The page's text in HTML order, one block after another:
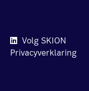
Volg SKION
Privacyverklaring